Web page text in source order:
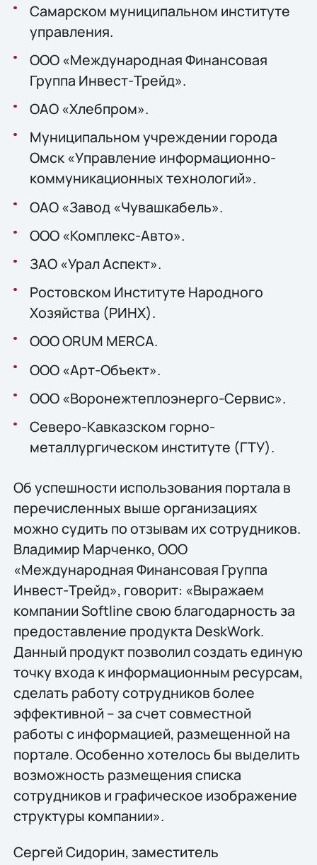
Самарском муниципальном институте
управления.
ООО «Международная Финансовая
Группа Инвест-Трейд».
ОАО «Хлебпром».
Муниципальном учреждении города
Омск «Управление информационно-
коммуникационных технологий».
ОАО «Завод «Чувашкабель».
ООО «Комплекс-Авто».
ЗАО «Урал Аспект».
Ростовском Институте Народного
Хозяйства (РИНХ).
OOO ORUM MERCA.
ООО «Арт-Объект».
ООО «Воронежтеплоэнерго-Сервис».
Северо-Кавказском горно-
металлургическом институте (ГТУ).
Об успешности использования портала в
перечисленных выше организациях
можно судить по отзывам их сотрудников.
Владимир Марченко, ООО
«Международная Финансовая Группа
Инвест-Трейд», говорит: «Выражаем
компании Softline свою благодарность за
предоставление продукта DeskWork.
Данный продукт позволил создать единую
точку входа к информационным ресурсам,
сделать работу сотрудников более
эффективной – за счет совместной
работы с информацией, размещенной на
портале. Особенно хотелось бы выделить
возможность размещения списка
сотрудников и графическое изображение
структуры компании».
Сергей Сидорин, заместитель